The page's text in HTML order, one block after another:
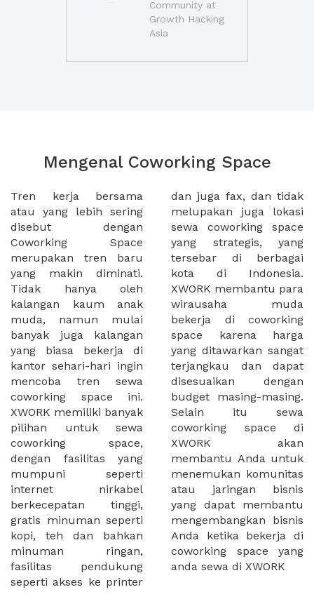
Community at
Growth Hacking
Asia
Mengenal Coworking Space
Tren kerja bersama
atau yang lebih sering
disebut dengan
Coworking Space
merupakan tren baru
yang makin diminati.
Tidak hanya oleh
kalangan kaum anak
muda, namun mulai
banyak juga kalangan
yang biasa bekerja di
kantor sehari-hari ingin
mencoba tren sewa
coworking space ini.
XWORK memiliki banyak
pilihan untuk sewa
coworking space,
dengan fasilitas yang
mumpuni seperti
internet nirkabel
berkecepatan tinggi,
gratis minuman seperti
kopi, teh dan bahkan
minuman ringan,
fasilitas pendukung
seperti akses ke printer
dan juga fax, dan tidak
melupakan juga lokasi
sewa coworking space
yang strategis, yang
tersebar di berbagai
kota di Indonesia.
XWORK membantu para
wirausaha muda
bekerja di coworking
space karena harga
yang ditawarkan sangat
terjangkau dan dapat
disesuaikan dengan
budget masing-masing.
Selain itu sewa
coworking space di
XWORK akan
membantu Anda untuk
menemukan komunitas
atau jaringan bisnis
yang dapat membantu
mengembangkan bisnis
Anda ketika bekerja di
coworking space yang
anda sewa di XWORK